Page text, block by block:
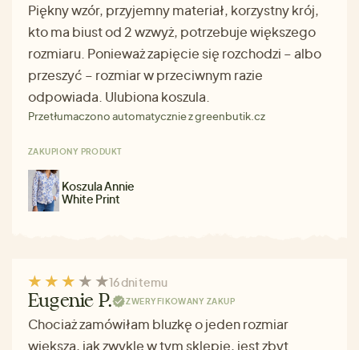
Piękny wzór, przyjemny materiał, korzystny krój,
kto ma biust od 2 wzwyż, potrzebuje większego
rozmiaru. Ponieważ zapięcie się rozchodzi – albo
przeszyć – rozmiar w przeciwnym razie
odpowiada. Ulubiona koszula.
Przetłumaczono automatycznie z greenbutik.cz
ZAKUPIONY PRODUKT
Koszula Annie
White Print
16 dni temu
Eugenie P. ZWERYFIKOWANY ZAKUP
Chociaż zamówiłam bluzkę o jeden rozmiar
większą, jak zwykle w tym sklepie, jest zbyt